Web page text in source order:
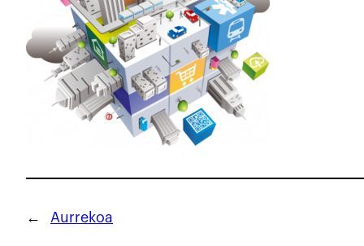
← Aurrekoa